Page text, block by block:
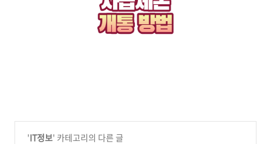
'IT정보' 카테고리의 다른 글